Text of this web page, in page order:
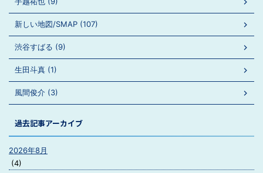
新しい地図/SMAP (107)
渋谷すばる (9)
生田斗真 (1)
風間俊介 (3)
過去記事アーカイブ
2026年8月
(4)